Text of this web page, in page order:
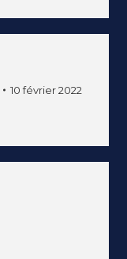
10 février 2022